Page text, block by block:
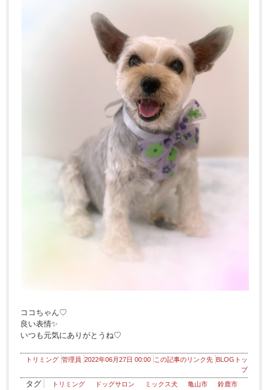
ココちゃん♡
良い表情✨
いつも元気にありがとうね♡
トリミング 管理員 2022年06月27日 00:00 この記事のリンク先 BLOGトッ
プ
タグ トリミング ドッグサロン ミックス犬 亀山市 鈴鹿市